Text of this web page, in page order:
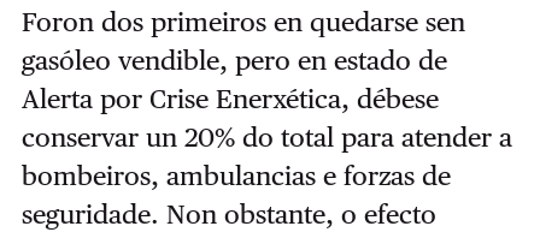
Foron dos primeiros en quedarse sen
gasóleo vendible, pero en estado de
Alerta por Crise Enerxética, débese
conservar un 20% do total para atender a
bombeiros, ambulancias e forzas de
seguridade. Non obstante, o efecto